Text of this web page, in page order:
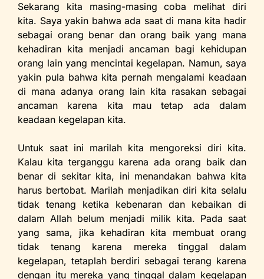
Sekarang kita masing-masing coba melihat diri
kita. Saya yakin bahwa ada saat di mana kita hadir
sebagai orang benar dan orang baik yang mana
kehadiran kita menjadi ancaman bagi kehidupan
orang lain yang mencintai kegelapan. Namun, saya
yakin pula bahwa kita pernah mengalami keadaan
di mana adanya orang lain kita rasakan sebagai
ancaman karena kita mau tetap ada dalam
keadaan kegelapan kita.
Untuk saat ini marilah kita mengoreksi diri kita.
Kalau kita terganggu karena ada orang baik dan
benar di sekitar kita, ini menandakan bahwa kita
harus bertobat. Marilah menjadikan diri kita selalu
tidak tenang ketika kebenaran dan kebaikan di
dalam Allah belum menjadi milik kita. Pada saat
yang sama, jika kehadiran kita membuat orang
tidak tenang karena mereka tinggal dalam
kegelapan, tetaplah berdiri sebagai terang karena
dengan itu mereka yang tinggal dalam kegelapan